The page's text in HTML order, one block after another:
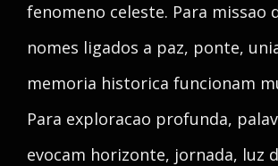
fenomeno celeste. Para missao
nomes ligados a paz, ponte,
memoria historica funcionam
Para exploracao profunda,
evocam horizonte, jornada, luz